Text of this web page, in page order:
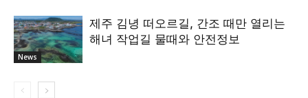
News
제주 김녕 떠오르길, 간조 때만 열리는
해녀 작업길 물때와 안전정보